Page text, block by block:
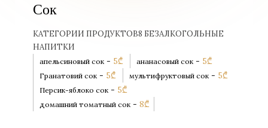
Сок
КАТЕГОРИИ ПРОДУКТОВ8 БЕЗАЛКОГОЛЬНЫЕ
НАПИТКИ
апельсиновый сок - 5₾ ананасовый сок - 5₾
Гранатовий сок - 5₾ мультифруктовый сок - 5₾
Персик-яблоко сок - 5₾
домашний томатный сок - 8₾